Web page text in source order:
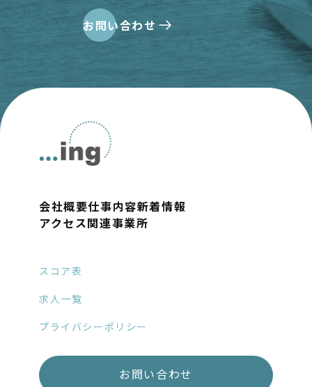
お問い合わせ
会社概要仕事内容新着情報
アクセス関連事業所
スコア表
求人一覧
プライバシーポリシー
お問い合わせ